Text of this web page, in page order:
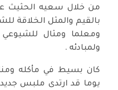
من خلال سعيه الحثيث
بالقيم والمثل الخلاقة
ومعلما ومثال للشيوعي
ولمبادئه .
كان بسيط في مأكله
يوما قد ارتدى ملبس